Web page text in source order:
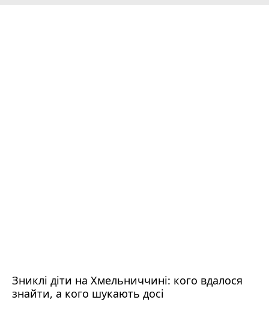
Зниклі діти на Хмельниччині: кого вдалося
знайти, а кого шукають досі